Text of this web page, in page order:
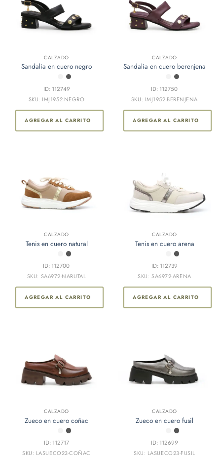
CALZADO
Sandalia en cuero negro
ID: 112749
SKU: IMJ1952-NEGRO
AGREGAR AL CARRITO
CALZADO
Sandalia en cuero berenjena
ID: 112750
SKU: IMJ1952-BERENJENA
AGREGAR AL CARRITO
CALZADO
Tenis en cuero natural
ID: 112700
SKU: SA6972-NARUTAL
AGREGAR AL CARRITO
CALZADO
Tenis en cuero arena
ID: 112739
SKU: SA6972-ARENA
AGREGAR AL CARRITO
CALZADO
Zueco en cuero coñac
ID: 112717
SKU: LASUECO23-COÑAC
CALZADO
Zueco en cuero fusil
ID: 112699
SKU: LASUECO23-FUSIL